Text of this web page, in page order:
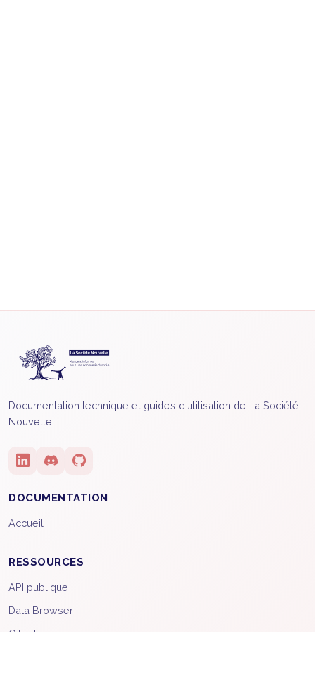
Documentation technique et guides d'utilisation de La Société
Nouvelle.
DOCUMENTATION
Accueil
RESSOURCES
API publique
Data Browser
GitHub